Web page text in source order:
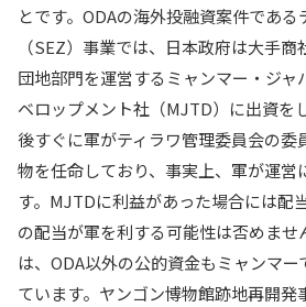
とです。ODAの海外投融資案件であ
（SEZ）事業では、日本政府は大手
団地部門を運営するミャンマー・ジャ
ベロップメント社（MJTD）に出資を
後すぐに軍がティラワ管理委員会の委
物を任命しており、事実上、軍が運営
す。MJTDに利益があった場合には配
の配当が軍を利する可能性は否めませ
は、ODA以外の公的資金もミャンマ
ています。ヤンゴン博物館跡地再開発